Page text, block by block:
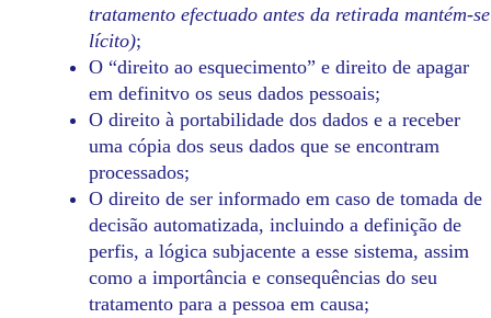
tratamento efectuado antes da retirada mantém-se
lícito);
O “direito ao esquecimento” e direito de apagar
em definitvo os seus dados pessoais;
O direito à portabilidade dos dados e a receber
uma cópia dos seus dados que se encontram
processados;
O direito de ser informado em caso de tomada de
decisão automatizada, incluindo a definição de
perfis, a lógica subjacente a esse sistema, assim
como a importância e consequências do seu
tratamento para a pessoa em causa;